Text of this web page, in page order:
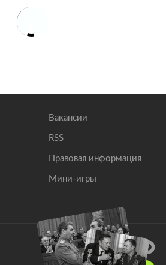
Вакансии
RSS
Правовая информация
Мини-игры